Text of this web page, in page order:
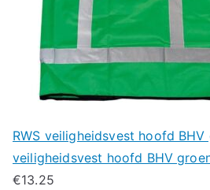
RWS veiligheidsvest hoofd BHV
veiligheidsvest hoofd BHV
€13.25